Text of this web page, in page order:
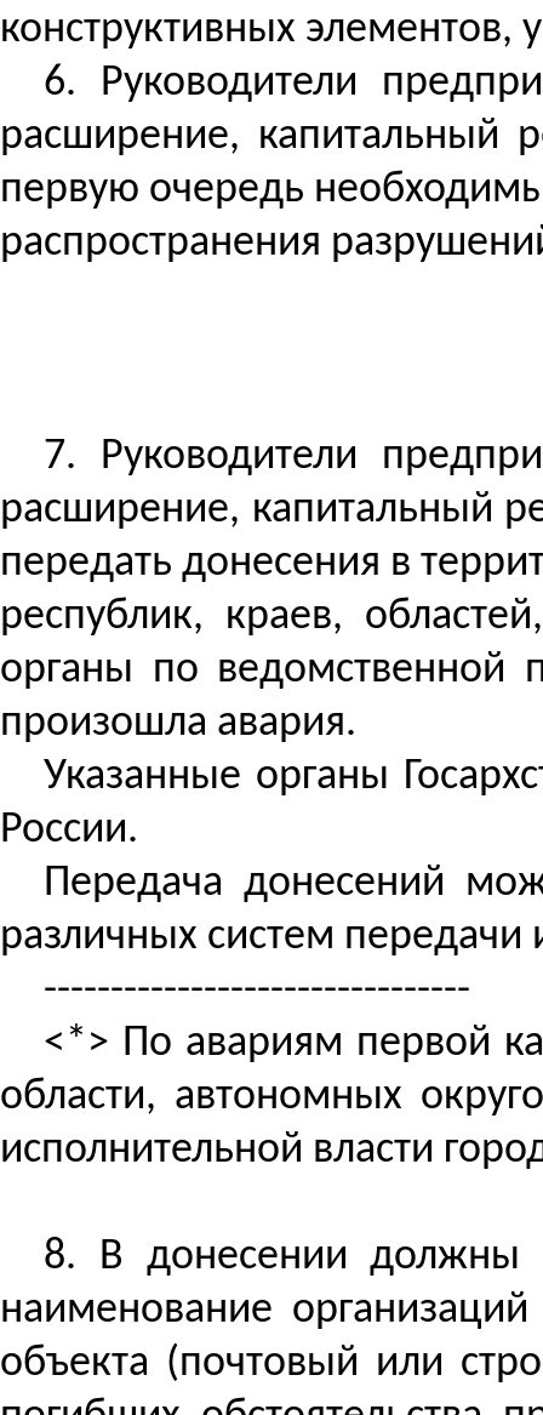
конструктивных
6. Руководители
расширение, капитальный
первую очередь
распространения
7. Руководители
расширение, капитальный
передать донесения в
республик, краев,
органы по ведомственной
произошла авария.
Указанные органы
России.
Передача донесений
различных систем
--------------------------------
<*> По авариям первой
области, автономных
исполнительной власти
8. В донесении должны
наименование
объекта (почтовый или